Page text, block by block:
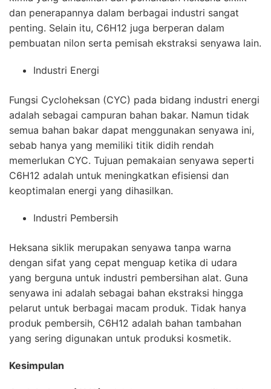
dan penerapannya dalam berbagai industri sangat
penting. Selain itu, C6H12 juga berperan dalam
pembuatan nilon serta pemisah ekstraksi senyawa lain.
Industri Energi
Fungsi Cycloheksan (CYC) pada bidang industri energi
adalah sebagai campuran bahan bakar. Namun tidak
semua bahan bakar dapat menggunakan senyawa ini,
sebab hanya yang memiliki titik didih rendah
memerlukan CYC. Tujuan pemakaian senyawa seperti
C6H12 adalah untuk meningkatkan efisiensi dan
keoptimalan energi yang dihasilkan.
Industri Pembersih
Heksana siklik merupakan senyawa tanpa warna
dengan sifat yang cepat menguap ketika di udara
yang berguna untuk industri pembersihan alat. Guna
senyawa ini adalah sebagai bahan ekstraksi hingga
pelarut untuk berbagai macam produk. Tidak hanya
produk pembersih, C6H12 adalah bahan tambahan
yang sering digunakan untuk produksi kosmetik.
Kesimpulan